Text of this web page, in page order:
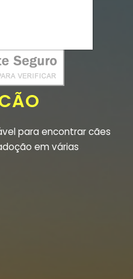
para encontrar cães
em várias